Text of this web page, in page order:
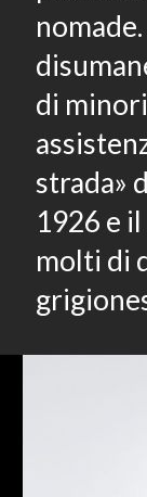
di
strada»
1926 e
molti di